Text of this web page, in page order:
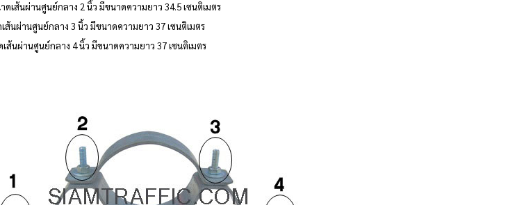
ดเส้นผ่านศูนย์กลาง 2 นิ้ว มีขนาดความยาว 34.5 เซนติเมตร
ส้นผ่านศูนย์กลาง 3 นิ้ว มีขนาดความยาว 37 เซนติเมตร
เส้นผ่านศูนย์กลาง 4 นิ้ว มีขนาดความยาว 37 เซนติเมตร